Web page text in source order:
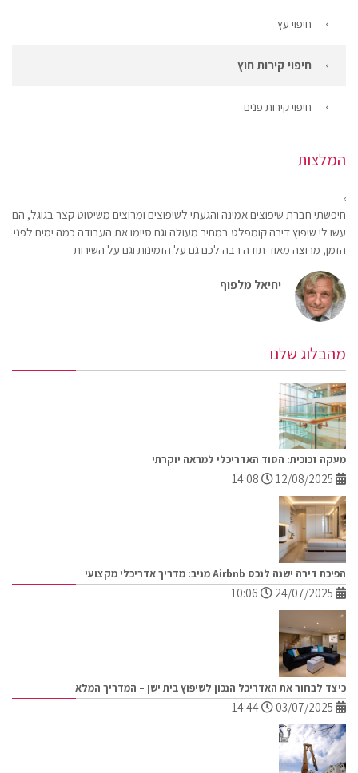
חיפוי עץ
חיפוי קירות חוץ
חיפוי קירות פנים
המלצות
חיפשתי חברת שיפוצים אמינה והגעתי לשיפוצים ומרוצים משיטוט קצר בגוגל, הם
עשו לי שיפוץ דירה קומפלט במחיר מעולה וגם סיימו את העבודה כמה ימים לפני
הזמן, מרוצה מאוד תודה רבה לכם גם על הזמינות וגם על השירות
יחיאל מלפוף
מהבלוג שלנו
מעקה זכוכית: הסוד האדריכלי למראה יוקרתי
הפיכת דירה ישנה לנכס Airbnb מניב: מדריך אדריכלי מקצועי
כיצד לבחור את האדריכל הנכון לשיפוץ בית ישן – המדריך המלא